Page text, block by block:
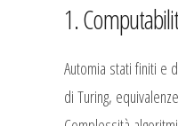
1.
Automia stati finiti e
di Turing,